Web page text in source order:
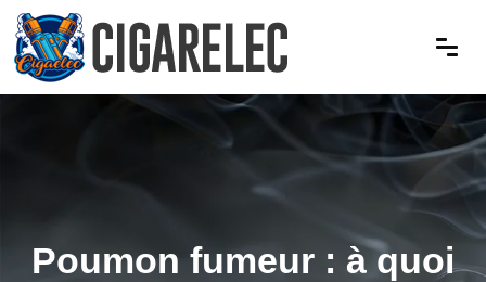
Poumon fumeur : à quoi